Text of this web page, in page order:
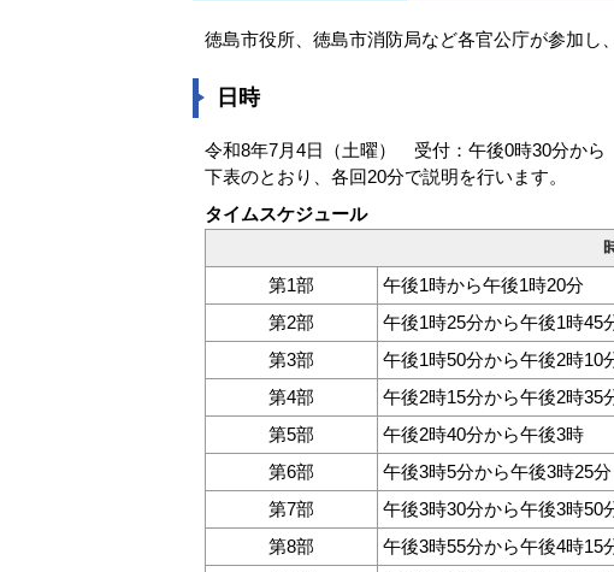
徳島市役所、徳島市消防局など各官公庁が参加し
日時
令和8年7月4日（土曜） 受付：午後0時30分から
下表のとおり、各回20分で説明を行います。
タイムスケジュール
第1部
午後1時から午後1時20分
第2部
午後1時25分から午後1時45
第3部
午後1時50分から午後2時10
第4部
午後2時15分から午後2時35
第5部
午後2時40分から午後3時
第6部
午後3時5分から午後3時25分
第7部
午後3時30分から午後3時50
第8部
午後3時55分から午後4時15